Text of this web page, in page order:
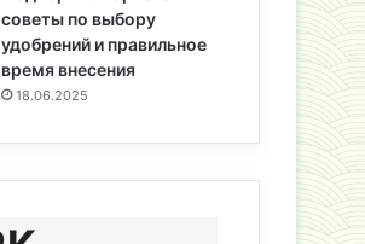
советы по выбору
удобрений и правильное
время внесения
18.06.2025